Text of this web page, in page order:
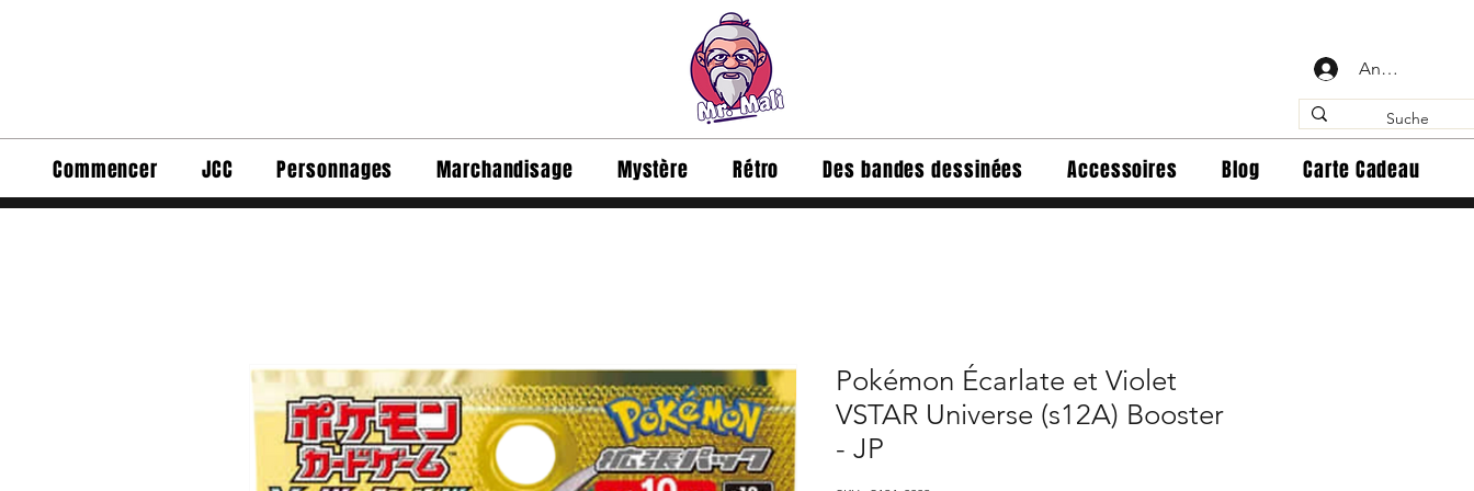
Anmelden
Commencer JCC Personnages Marchandisage Mystère Rétro Des bandes dessinées Accessoires Blog Carte Cadeau
Pokémon Écarlate et Violet
VSTAR Universe (s12A) Booster
- JP